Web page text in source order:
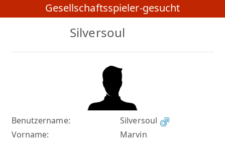
Gesellschaftsspieler-gesucht
Silversoul
Benutzername:
Silversoul
Vorname:
Marvin